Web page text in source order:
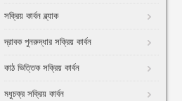
সক্রিয় কার্বন ব্ল্যাক
দ্রাবক পুনরুদ্ধার সক্রিয় কার্বন
কাঠ ভিত্তিক সক্রিয় কার্বন
মধুচক্র সক্রিয় কার্বন